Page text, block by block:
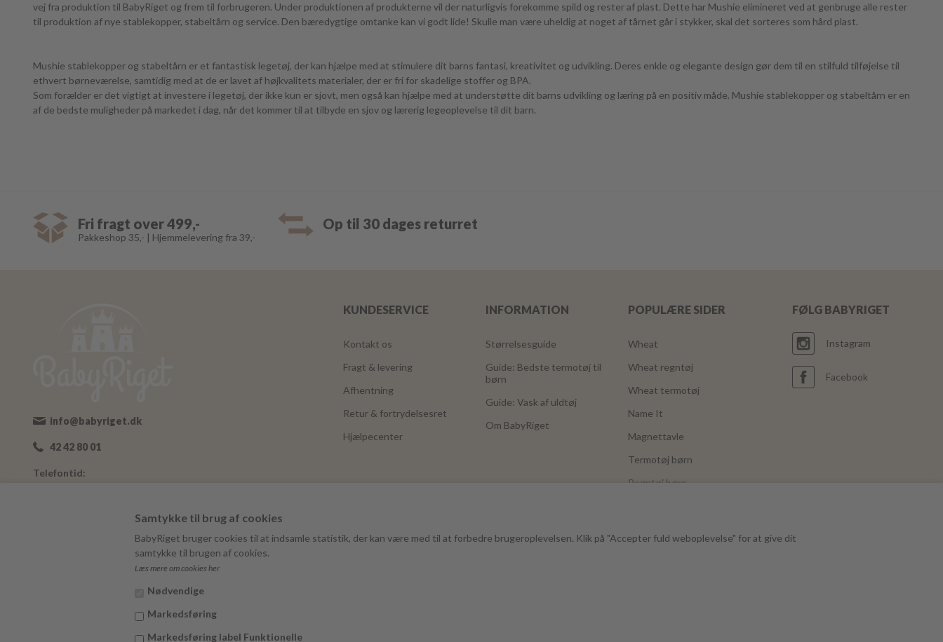
Samtykke til brug af cookies
BabyRiget bruger cookies til at indsamle statistik, der kan være med til at forbedre brugeroplevelsen. Klik på "Accepter fuld weboplevelse" for at give dit
samtykke til brugen af cookies.
Læs mere om cookies her
Nødvendige
Markedsføring
Markedsføring label Funktionelle
vej fra produktion til BabyRiget og frem til forbrugeren. Under produktionen af produkterne vil der naturligvis forekomme spild og rester af plast. Dette har Mushie elimineret ved at genbruge alle rester
til produktion af nye stablekopper, stabeltårn og service. Den bæredygtige omtanke kan vi godt lide! Skulle man være uheldig at noget af tårnet går i stykker, skal det sorteres som hård plast.
Mushie stablekopper og stabeltårn er et fantastisk legetøj, der kan hjælpe med at stimulere dit barns fantasi, kreativitet og udvikling. Deres enkle og elegante design gør dem til en stilfuld tilføjelse til
ethvert børneværelse, samtidig med at de er lavet af højkvalitets materialer, der er fri for skadelige stoffer og BPA.
Som forælder er det vigtigt at investere i legetøj, der ikke kun er sjovt, men også kan hjælpe med at understøtte dit barns udvikling og læring på en positiv måde. Mushie stablekopper og stabeltårn er en
af de bedste muligheder på markedet i dag, når det kommer til at tilbyde en sjov og lærerig legeoplevelse til dit barn.
Fri fragt over 499,-
Pakkeshop 35,- | Hjemmelevering fra 39,-
Op til 30 dages returret
info@babyriget.dk
42 42 80 01
Telefontid:
KUNDESERVICE
Kontakt os
Fragt & levering
Afhentning
Retur & fortrydelsesret
Hjælpecenter
INFORMATION
Størrelsesguide
Guide: Bedste termotøj til
børn
Guide: Vask af uldtøj
Om BabyRiget
POPULÆRE SIDER
Wheat
Wheat regntøj
Wheat termotøj
Name It
Magnettavle
Termotøj børn
Regntøj børn
FØLG BABYRIGET
Instagram
Facebook